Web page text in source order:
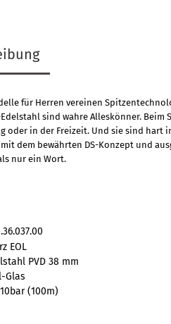
für Herren vereinen
sind wahre Alleskönner.
oder in der Freizeit. Und sie sind hart
mit dem bewährten DS-Konzept und
nur ein Wort.
EOL
PVD 38 mm
Glas
(100m)